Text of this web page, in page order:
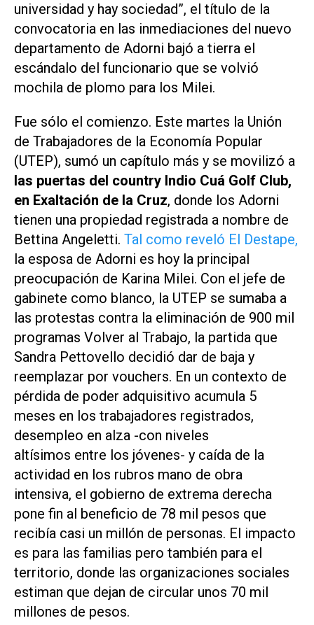
universidad y hay sociedad”, el título de la
convocatoria en las inmediaciones del nuevo
departamento de Adorni bajó a tierra el
escándalo del funcionario que se volvió
mochila de plomo para los Milei.
Fue sólo el comienzo. Este martes la Unión
de Trabajadores de la Economía Popular
(UTEP), sumó un capítulo más y se movilizó a
las puertas del country Indio Cuá Golf Club,
en Exaltación de la Cruz, donde los Adorni
tienen una propiedad registrada a nombre de
Bettina Angeletti. Tal como reveló El Destape,
la esposa de Adorni es hoy la principal
preocupación de Karina Milei. Con el jefe de
gabinete como blanco, la UTEP se sumaba a
las protestas contra la eliminación de 900 mil
programas Volver al Trabajo, la partida que
Sandra Pettovello decidió dar de baja y
reemplazar por vouchers. En un contexto de
pérdida de poder adquisitivo acumula 5
meses en los trabajadores registrados,
desempleo en alza -con niveles
altísimos entre los jóvenes- y caída de la
actividad en los rubros mano de obra
intensiva, el gobierno de extrema derecha
pone fin al beneficio de 78 mil pesos que
recibía casi un millón de personas. El impacto
es para las familias pero también para el
territorio, donde las organizaciones sociales
estiman que dejan de circular unos 70 mil
millones de pesos.